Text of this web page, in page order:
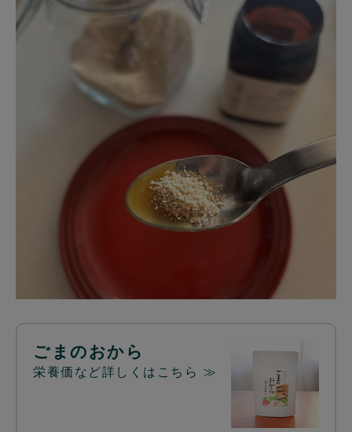
ごまのおから
栄養価など詳しくはこちら ≫